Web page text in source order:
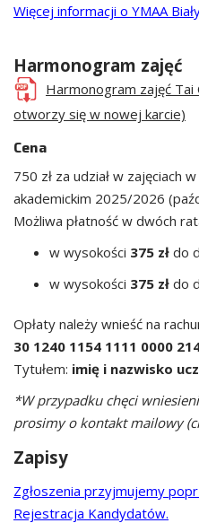
Więcej informacji o YMAA
Harmonogram zajęć
Harmonogram zajęć
otworzy się w nowej karcie)
Cena
750 zł za udział w zajęciach
akademickim 2025/2026
Możliwa płatność w dwóch
w wysokości 375 zł do
w wysokości 375 zł do
Opłaty należy wnieść na
30 1240 1154 1111 0000
Tytułem: imię i nazwisko
*W przypadku chęci
prosimy o kontakt mailowy
Zapisy
Zgłoszenia przyjmujemy
Rejestracja Kandydatów.